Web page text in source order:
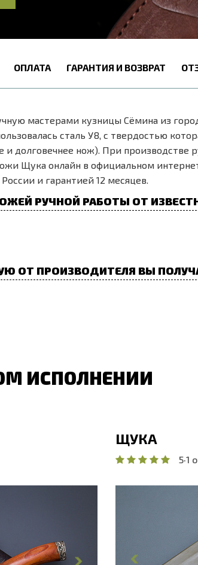
ОПЛАТА ГАРАНТИЯ И ВОЗВРАТ
мастерами кузницы Сёмина из
сталь У8, с твердостью
и долговечнее нож). При производстве
Щука онлайн в официальном
и гарантией 12 месяцев.
РУЧНОЙ РАБОТЫ ОТ
ОТ ПРОИЗВОДИТЕЛЯ ВЫ
ИСПОЛНЕНИИ
25
2
ЩУКА
5·1
Длина
Ширина
Толщина